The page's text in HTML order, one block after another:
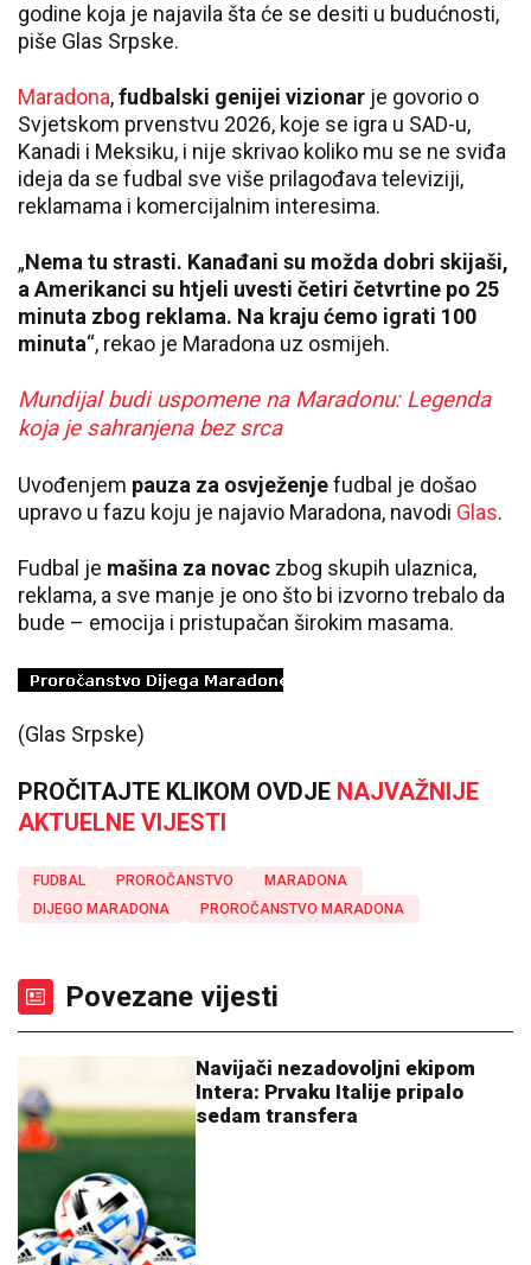
godine koja je najavila šta će se desiti u budućnosti,
piše Glas Srpske.
Maradona,fudbalski genijei vizionar je govorio o
Svjetskom prvenstvu 2026, koje se igra u SAD-u,
Kanadi i Meksiku, i nije skrivao koliko mu se ne sviđa
ideja da se fudbal sve više prilagođava televiziji,
reklamama i komercijalnim interesima.
„Nema tu strasti. Kanađani su možda dobri skijaši,
a Amerikanci su htjeli uvesti četiri četvrtine po 25
minuta zbog reklama. Na kraju ćemo igrati 100
minuta“, rekao je Maradona uz osmijeh.
Mundijal budi uspomene na Maradonu: Legenda
koja je sahranjena bez srca
Uvođenjem pauza za osvježenjefudbal je došao
upravo u fazu koju je najavio Maradona, navodi Glas.
Fudbal je mašina za novac zbog skupih ulaznica,
reklama, a sve manje je ono što bi izvorno trebalo da
bude – emocija i pristupačan širokim masama.
(Glas Srpske)
PROČITAJTE KLIKOM OVDJE NAJVAŽNIJE
AKTUELNE VIJESTI
FUDBAL PROROČANSTVO
MARADONA
DIJEGO MARADONA
PROROČANSTVO MARADONA
Povezane vijesti
Navijači nezadovoljni ekipom
Intera: Prvaku Italije pripalo
sedam transfera